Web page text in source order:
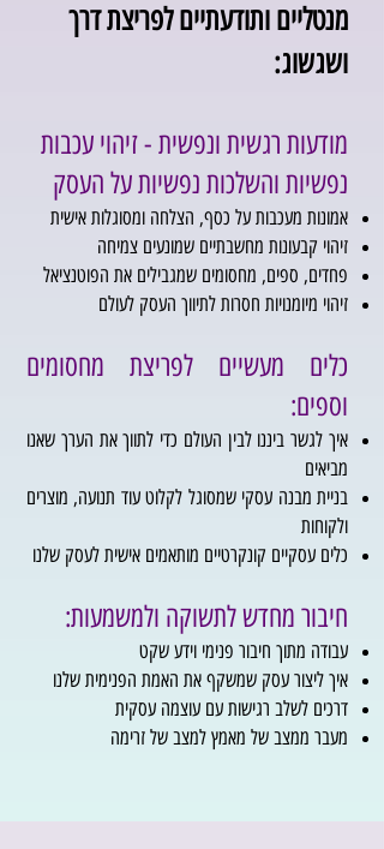
מנטליים ותודעתיים לפריצת דרך
ושגשוג:
מודעות רגשית ונפשית - זיהוי עכבות
נפשיות והשלכות נפשיות על העסק
אמונות מעכבות על כסף, הצלחה ומסוגלות אישית
זיהוי קבעונות מחשבתיים שמונעים צמיחה
פחדים, ספים, מחסומים שמגבילים את הפוטנציאל
זיהוי מיומנויות חסרות לתיווך העסק לעולם
כלים מעשיים לפריצת מחסומים
וספים:
איך לגשר ביננו לבין העולם כדי לתווך את הערך שאנו
מביאים
בניית מבנה עסקי שמסוגל לקלוט עוד תנועה, מוצרים
ולקוחות
כלים עסקיים קונקרטיים מותאמים אישית לעסק שלנו
חיבור מחדש לתשוקה ולמשמעות:
עבודה מתוך חיבור פנימי וידע שקט
איך ליצור עסק שמשקף את האמת הפנימית שלנו
דרכים לשלב רגישות עם עוצמה עסקית
מעבר ממצב של מאמץ למצב של זרימה